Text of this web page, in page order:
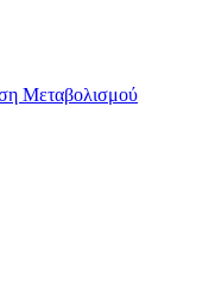
Μεταβολισμού